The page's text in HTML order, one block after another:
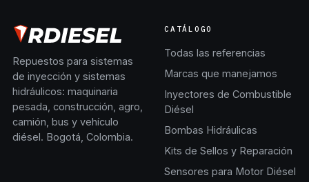
Repuestos para sistemas
de inyección y sistemas
hidráulicos: maquinaria
pesada, construcción, agro,
camión, bus y vehículo
diésel. Bogotá, Colombia.
CATÁLOGO
Todas las referencias
Marcas que manejamos
Inyectores de Combustible
Diésel
Bombas Hidráulicas
Kits de Sellos y Reparación
Sensores para Motor Diésel